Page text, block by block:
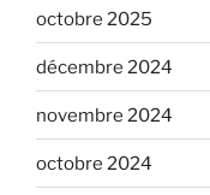
octobre 2025
décembre 2024
novembre 2024
octobre 2024